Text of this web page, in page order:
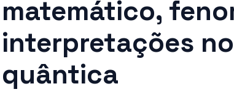
matemático,
interpretações
quântica